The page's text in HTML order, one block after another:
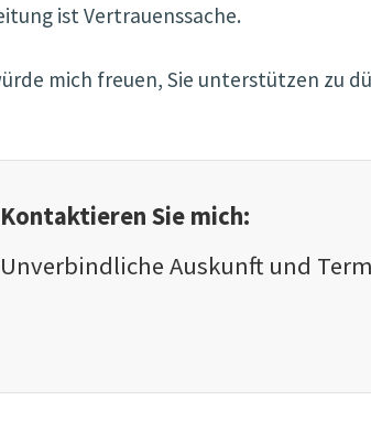
ist Vertrauenssache.
mich freuen, Sie unterstützen zu
Kontaktieren Sie mich:
Unverbindliche Auskunft und